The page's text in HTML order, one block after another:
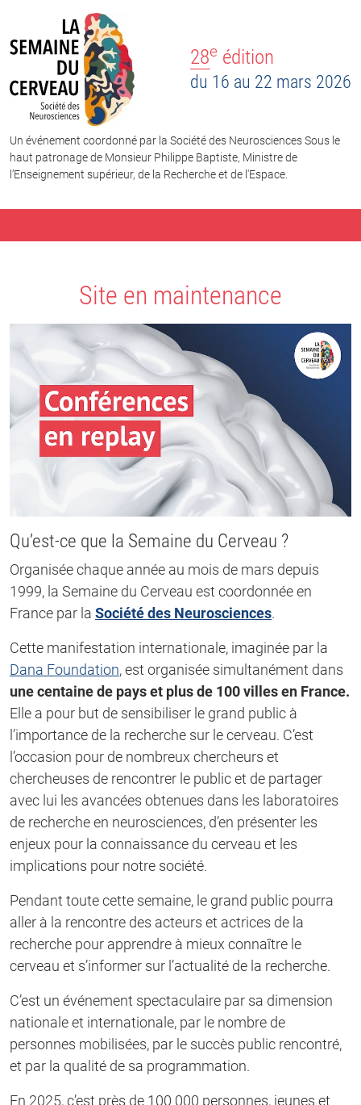
28e édition
du 16 au 22 mars 2026
Un événement coordonné par la Société des Neurosciences Sous le
haut patronage de Monsieur Philippe Baptiste, Ministre de
l’Enseignement supérieur, de la Recherche et de l'Espace.
Site en maintenance
Qu’est-ce que la Semaine du Cerveau ?
Organisée chaque année au mois de mars depuis
1999, la Semaine du Cerveau est coordonnée en
France par la Société des Neurosciences.
Cette manifestation internationale, imaginée par la
Dana Foundation, est organisée simultanément dans
une centaine de pays et plus de 100 villes en France.
Elle a pour but de sensibiliser le grand public à
l’importance de la recherche sur le cerveau. C’est
l’occasion pour de nombreux chercheurs et
chercheuses de rencontrer le public et de partager
avec lui les avancées obtenues dans les laboratoires
de recherche en neurosciences, d’en présenter les
enjeux pour la connaissance du cerveau et les
implications pour notre société.
Pendant toute cette semaine, le grand public pourra
aller à la rencontre des acteurs et actrices de la
recherche pour apprendre à mieux connaître le
cerveau et s’informer sur l’actualité de la recherche.
C’est un événement spectaculaire par sa dimension
nationale et internationale, par le nombre de
personnes mobilisées, par le succès public rencontré,
et par la qualité de sa programmation.
En 2025, c’est près de 100 000 personnes, jeunes et